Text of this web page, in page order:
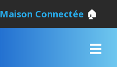
Maison Connectée 🏠